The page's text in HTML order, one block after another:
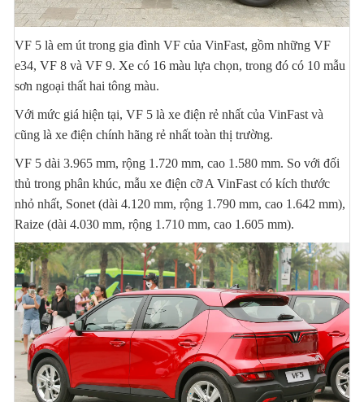
VF 5 là em út trong gia đình VF của VinFast, gồm những VF
e34, VF 8 và VF 9. Xe có 16 màu lựa chọn, trong đó có 10 mẫu
sơn ngoại thất hai tông màu.
Với mức giá hiện tại, VF 5 là xe điện rẻ nhất của VinFast và
cũng là xe điện chính hãng rẻ nhất toàn thị trường.
VF 5 dài 3.965 mm, rộng 1.720 mm, cao 1.580 mm. So với đối
thủ trong phân khúc, mẫu xe điện cỡ A VinFast có kích thước
nhỏ nhất, Sonet (dài 4.120 mm, rộng 1.790 mm, cao 1.642 mm),
Raize (dài 4.030 mm, rộng 1.710 mm, cao 1.605 mm).